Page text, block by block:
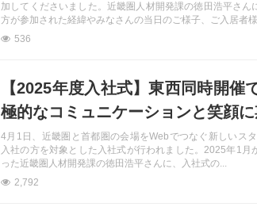
加してくださいました。近畿圏人材開発課の徳田浩平さん
方が参加された経緯やみなさんの当日のご様子、ご入居者
536
【2025年度入社式】東西同時開催
極的なコミュニケーションと笑顔
4月1日、近畿圏と首都圏の会場をWebでつなぐ新しいス
入社の方を対象とした入社式が行われました。2025年1月
った近畿圏人材開発課の徳田浩平さんに、入社式の...
2,792